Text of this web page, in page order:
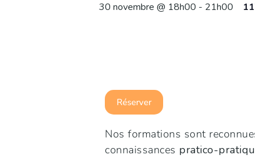
30 novembre @ 18h00 - 21h00
Réserver
Nos formations sont
connaissances pratico-